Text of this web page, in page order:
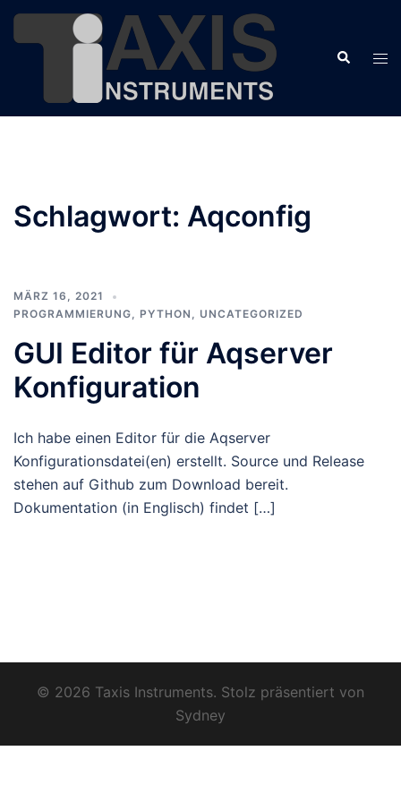
Zum
Suche
Schlagwort: Aqconfig
MÄRZ 16, 2021
PROGRAMMIERUNG, PYTHON , UNCATEGORIZED
GUI Editor für Aqserver
Konfiguration
Ich habe einen Editor für die Aqserver
Konfigurationsdatei(en) erstellt. Source und Release
stehen auf Github zum Download bereit.
Dokumentation (in Englisch) findet […]
© 2026 Taxis Instruments. Stolz präsentiert von
Sydney